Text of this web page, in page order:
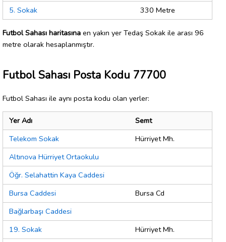
5. Sokak
330 Metre
Futbol Sahası haritasına en yakın yer Tedaş Sokak ile arası 96
metre olarak hesaplanmıştır.
Futbol Sahası Posta Kodu 77700
Futbol Sahası ile aynı posta kodu olan yerler:
Yer Adı
Semt
Telekom Sokak
Hürriyet Mh.
Altınova Hürriyet Ortaokulu
Öğr. Selahattin Kaya Caddesi
Bursa Caddesi
Bursa Cd
Bağlarbaşı Caddesi
19. Sokak
Hürriyet Mh.